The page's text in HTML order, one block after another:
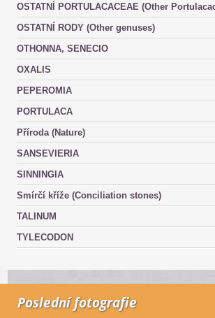
OSTATNÍ PORTULACACEAE (Other
OSTATNÍ RODY (Other genuses)
OTHONNA, SENECIO
OXALIS
PEPEROMIA
PORTULACA
Příroda (Nature)
SANSEVIERIA
SINNINGIA
Smírčí kříže (Conciliation stones)
TALINUM
TYLECODON
Poslední fotografie